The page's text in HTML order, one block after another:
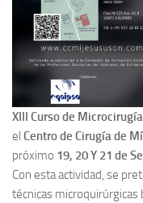
XIII Curso de
el Centro de Cirugía de
próximo 19, 20 Y 21 de
Con esta actividad, se
técnicas microquirúrgicas